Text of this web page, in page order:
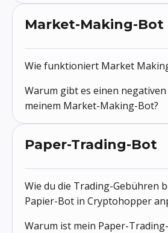
Market-Making-Bot
Wie funktioniert Market
Warum gibt es einen negativen
meinem Market-Making-Bot?
Paper-Trading-Bot
Wie du die Trading-Gebühren
Papier-Bot in Cryptohopper
Warum ist mein Paper-